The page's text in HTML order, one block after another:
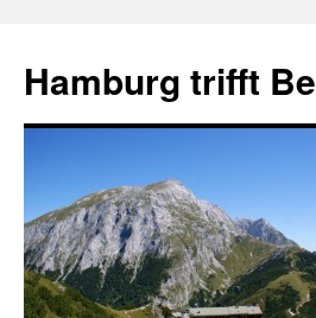
Hamburg trifft